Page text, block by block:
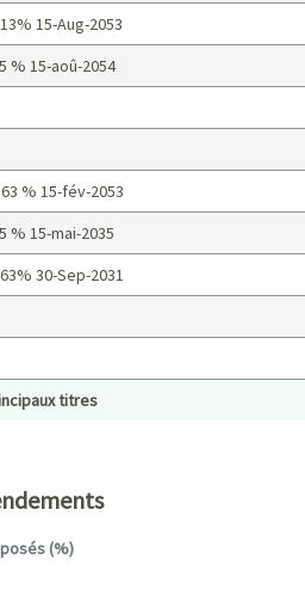
15-Aug-2053
% 15-aoû-2054
% 15-fév-2053
% 15-mai-2035
30-Sep-2031
titres
(%)